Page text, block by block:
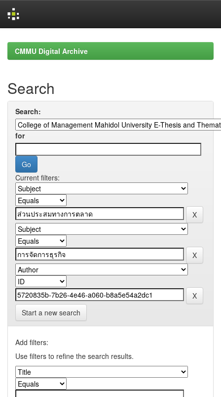
navigationCMMU Digital Archive
Search
Search:
for
Current filters:
Start a new search
Add filters:
Use filters to refine the search results.